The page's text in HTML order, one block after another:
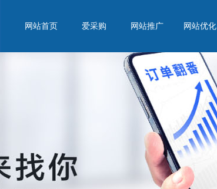
网站首页 爱采购 网站推广 网站优化